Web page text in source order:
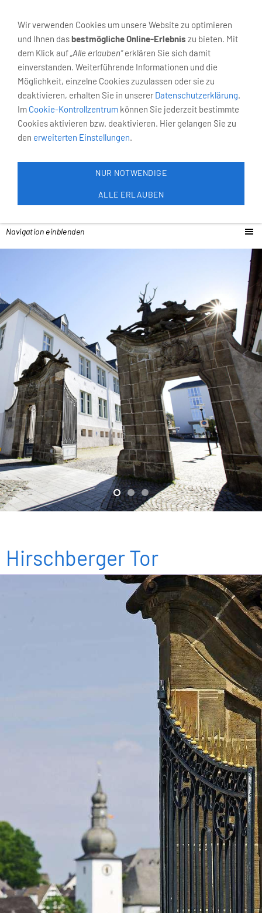
Navigation einblenden
Hirschberger Tor
Wir verwenden Cookies um unsere Website zu optimieren
und Ihnen dasbestmögliche Online-Erlebnis zu bieten. Mit
dem Klick auf„Alle erlauben“erklären Sie sich damit
einverstanden. Weiterführende Informationen und die
Möglichkeit, einzelne Cookies zuzulassen oder sie zu
deaktivieren, erhalten Sie in unserer Datenschutzerklärung.
Im Cookie-Kontrollzentrum können Sie jederzeit bestimmte
Cookies aktivieren bzw. deaktivieren. Hier gelangen Sie zu
den erweiterten Einstellungen.
NUR NOTWENDIGE
ALLE ERLAUBEN